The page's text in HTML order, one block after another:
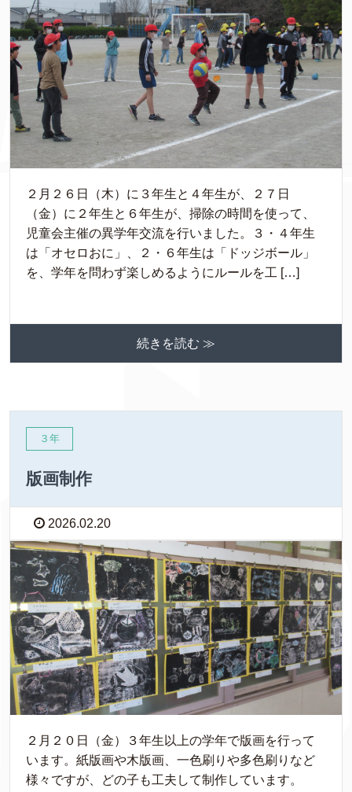
２月２６日（木）に３年生と４年生が、２７日
（金）に２年生と６年生が、掃除の時間を使って、
児童会主催の異学年交流を行いました。３・４年生
は「オセロおに」、２・６年生は「ドッジボール」
を、学年を問わず楽しめるようにルールを工 […]
続きを読む ≫
３年
版画制作
2026.02.20
２月２０日（金）３年生以上の学年で版画を行って
います。紙版画や木版画、一色刷りや多色刷りなど
様々ですが、どの子も工夫して制作しています。